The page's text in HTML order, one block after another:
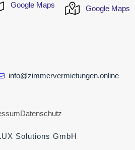
Google Maps Google Maps
info@zimmervermietungen.online
Datenschutz
Solutions GmbH